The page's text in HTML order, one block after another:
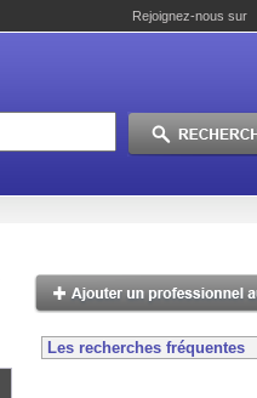
Rejoignez-nous sur